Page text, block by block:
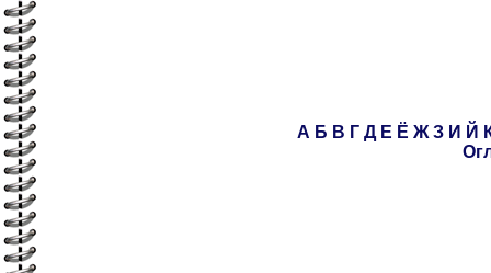
А Б В Г Д Е Ё Ж З И Й